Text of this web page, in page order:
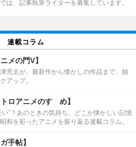
は、記事執筆ライターを募集しています。
連載コラム
メの門V】
亮太が、最新作から懐かしの作品まで、独
アップ。
ロアニメのすゝめ】
い”？あのときの気持ち、どこか懐かしい記憶
を彩ったアニメを振り返る連載コラム。
手帖】